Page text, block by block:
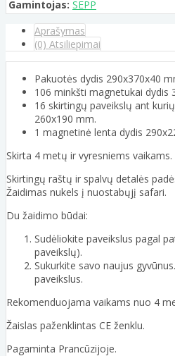
Gamintojas: SEPP
Aprašymas
(0) Atsiliepimai
Pakuotės dydis 290x370x40
106 minkšti magnetukai dydis
16 skirtingų paveikslų ant
260x190 mm.
1 magnetinė lenta dydis
Skirta 4 metų ir vyresniems vaikams.
Skirtingų raštų ir spalvų detalės
Žaidimas nukels į nuostabųjį safari.
Du žaidimo būdai:
Sudėliokite paveikslus pagal
paveikslų).
Sukurkite savo naujus
paveikslus.
Rekomenduojama vaikams nuo 4
Žaislas paženklintas CE ženklu.
Pagaminta Prancūzijoje.